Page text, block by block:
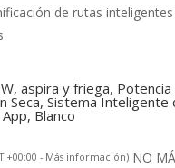
de rutas inteligentes
aspira y friega, Potencia
Seca, Sistema Inteligente
Blanco
+00:00 - Más información) NO